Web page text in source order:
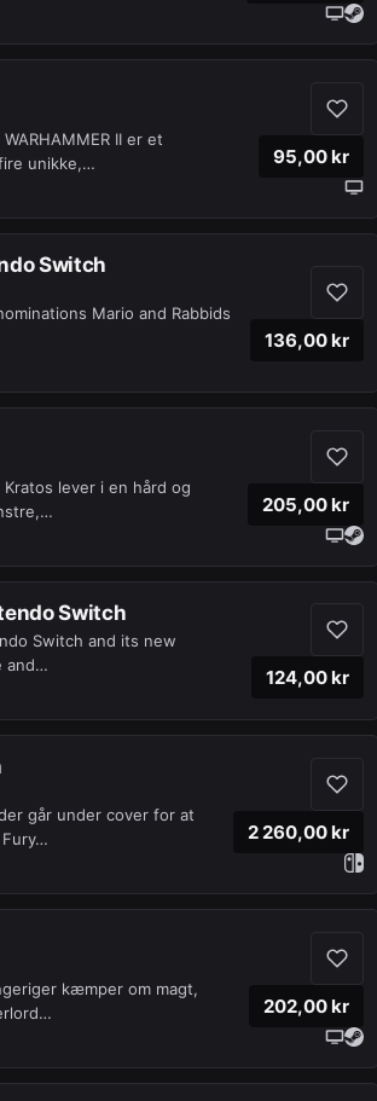
II er et
unikke,…
95,00 kr
Switch
Mario and Rabbids
136,00 kr
lever i en hård og
205,00 kr
Switch
Switch and its new
and…
124,00 kr
går under cover for at
2 260,00 kr
kæmper om magt,
202,00 kr